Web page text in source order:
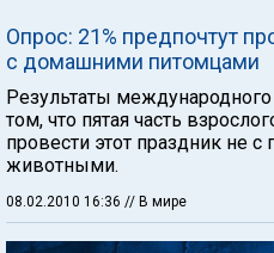
Опрос: 21% предпочтут
с домашними питомцами
Результаты
том, что пятая часть
провести этот праздник не
животными.
08.02.2010 16:36 // В мире